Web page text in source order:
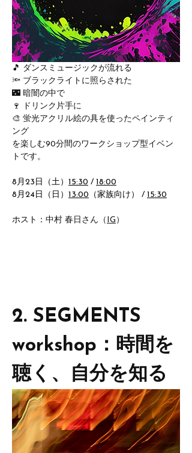
🎵 ダンスミュージックが流れる
🔦 ブラックライトに照らされた
🌃 暗闇の中で
🍷 ドリンク片手に
🎨 蛍光アクリル絵の具を使ったペインティ
ング
を楽しむ90分間のワークショップ型イベン
トです。
8月23日（土） 15:30 / 18:00
8月24日（日） 13:00 （家族向け） / 15:30
ホスト： 中村 春日さん（ IG ）
2. SEGMENTS
workshop：時間を
聴く、自分を知る